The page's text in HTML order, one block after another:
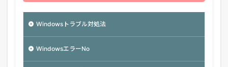
Windowsトラブル対処法
WindowsエラーNo